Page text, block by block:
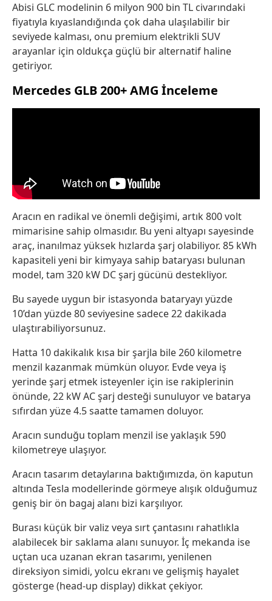
Abisi GLC modelinin 6 milyon 900 bin TL civarındaki
fiyatıyla kıyaslandığında çok daha ulaşılabilir bir
seviyede kalması, onu premium elektrikli SUV
arayanlar için oldukça güçlü bir alternatif haline
getiriyor.
Mercedes GLB 200+ AMG İnceleme
Aracın en radikal ve önemli değişimi, artık 800 volt
mimarisine sahip olmasıdır. Bu yeni altyapı sayesinde
araç, inanılmaz yüksek hızlarda şarj olabiliyor. 85 kWh
kapasiteli yeni bir kimyaya sahip bataryası bulunan
model, tam 320 kW DC şarj gücünü destekliyor.
Bu sayede uygun bir istasyonda bataryayı yüzde
10’dan yüzde 80 seviyesine sadece 22 dakikada
ulaştırabiliyorsunuz.
Hatta 10 dakikalık kısa bir şarjla bile 260 kilometre
menzil kazanmak mümkün oluyor. Evde veya iş
yerinde şarj etmek isteyenler için ise rakiplerinin
önünde, 22 kW AC şarj desteği sunuluyor ve batarya
sıfırdan yüze 4.5 saatte tamamen doluyor.
Aracın sunduğu toplam menzil ise yaklaşık 590
kilometreye ulaşıyor.
Aracın tasarım detaylarına baktığımızda, ön kaputun
altında Tesla modellerinde görmeye alışık olduğumuz
geniş bir ön bagaj alanı bizi karşılıyor.
Burası küçük bir valiz veya sırt çantasını rahatlıkla
alabilecek bir saklama alanı sunuyor. İç mekanda ise
uçtan uca uzanan ekran tasarımı, yenilenen
direksiyon simidi, yolcu ekranı ve gelişmiş hayalet
gösterge (head-up display) dikkat çekiyor.